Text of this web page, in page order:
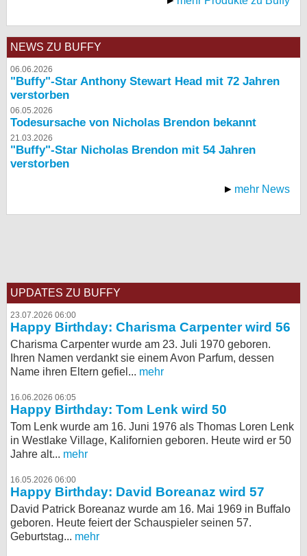
NEWS ZU BUFFY
06.06.2026
"Buffy"-Star Anthony Stewart Head mit 72 Jahren
verstorben
06.05.2026
Todesursache von Nicholas Brendon bekannt
21.03.2026
"Buffy"-Star Nicholas Brendon mit 54 Jahren
verstorben
mehr News
UPDATES ZU BUFFY
23.07.2026 06:00
Happy Birthday: Charisma Carpenter wird 56
Charisma Carpenter wurde am 23. Juli 1970 geboren.
Ihren Namen verdankt sie einem Avon Parfum, dessen
Name ihren Eltern gefiel... mehr
16.06.2026 06:05
Happy Birthday: Tom Lenk wird 50
Tom Lenk wurde am 16. Juni 1976 als Thomas Loren Lenk
in Westlake Village, Kalifornien geboren. Heute wird er 50
Jahre alt... mehr
16.05.2026 06:00
Happy Birthday: David Boreanaz wird 57
David Patrick Boreanaz wurde am 16. Mai 1969 in Buffalo
geboren. Heute feiert der Schauspieler seinen 57.
Geburtstag... mehr